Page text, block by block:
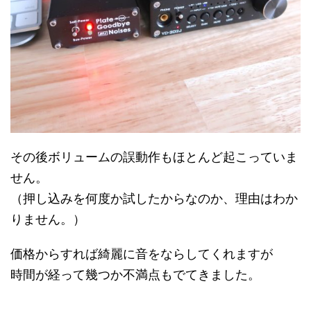
その後ボリュームの誤動作もほとんど起こっていま
せん。
（押し込みを何度か試したからなのか、理由はわか
りません。）
価格からすれば綺麗に音をならしてくれますが
時間が経って幾つか不満点もでてきました。